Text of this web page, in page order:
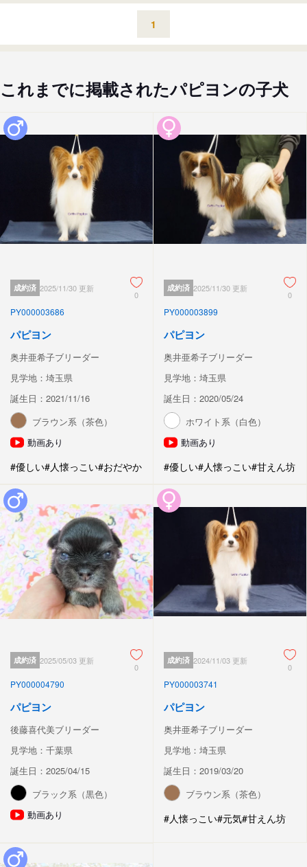
1
これまでに掲載されたパピヨンの子犬
成約済 2025/11/30 更新
0
PY000003686
パピヨン
奥井亜希子ブリーダー
見学地：埼玉県
誕生日：2021/11/16
ブラウン系（茶色）
動画あり
#優しい#人懐っこい#おだやか
成約済 2025/11/30 更新
0
PY000003899
パピヨン
奥井亜希子ブリーダー
見学地：埼玉県
誕生日：2020/05/24
ホワイト系（白色）
動画あり
#優しい#人懐っこい#甘えん坊
成約済 2025/05/03 更新
0
PY000004790
パピヨン
後藤喜代美ブリーダー
見学地：千葉県
誕生日：2025/04/15
ブラック系（黒色）
動画あり
成約済 2024/11/03 更新
0
PY000003741
パピヨン
奥井亜希子ブリーダー
見学地：埼玉県
誕生日：2019/03/20
ブラウン系（茶色）
#人懐っこい#元気#甘えん坊